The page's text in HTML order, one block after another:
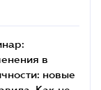
в
новые